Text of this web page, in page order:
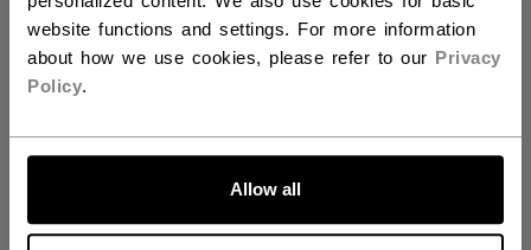
website functions and settings. For more information
about how we use cookies, please refer to our Privacy
Policy.
Allow all
ALLONS-Y !
Découvrez la nouvelle gamme Tacks pour gardiens
de but !